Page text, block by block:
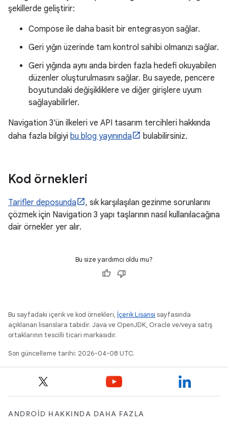
şekillerde geliştirir:
Compose ile daha basit bir entegrasyon sağlar.
Geri yığın üzerinde tam kontrol sahibi olmanızı sağlar.
Geri yığında aynı anda birden fazla hedefi okuyabilen
düzenler oluşturulmasını sağlar. Bu sayede, pencere
boyutundaki değişikliklere ve diğer girişlere uyum
sağlayabilirler.
Navigation 3'ün ilkeleri ve API tasarım tercihleri hakkında
daha fazla bilgiyi bu blog yayınında bulabilirsiniz.
Kod örnekleri
Tarifler deposunda
, sık karşılaşılan gezinme sorunlarını
çözmek için Navigation 3 yapı taşlarının nasıl kullanılacağına
dair örnekler yer alır.
Bu size yardımcı oldu mu?
Bu sayfadaki içerik ve kod örnekleri, İçerik Lisansı sayfasında
açıklanan lisanslara tabidir. Java ve OpenJDK, Oracle ve/veya satış
ortaklarının tescilli ticari markasıdır.
Son güncelleme tarihi: 2026-04-08 UTC.
ANDROID HAKKINDA DAHA FAZLA